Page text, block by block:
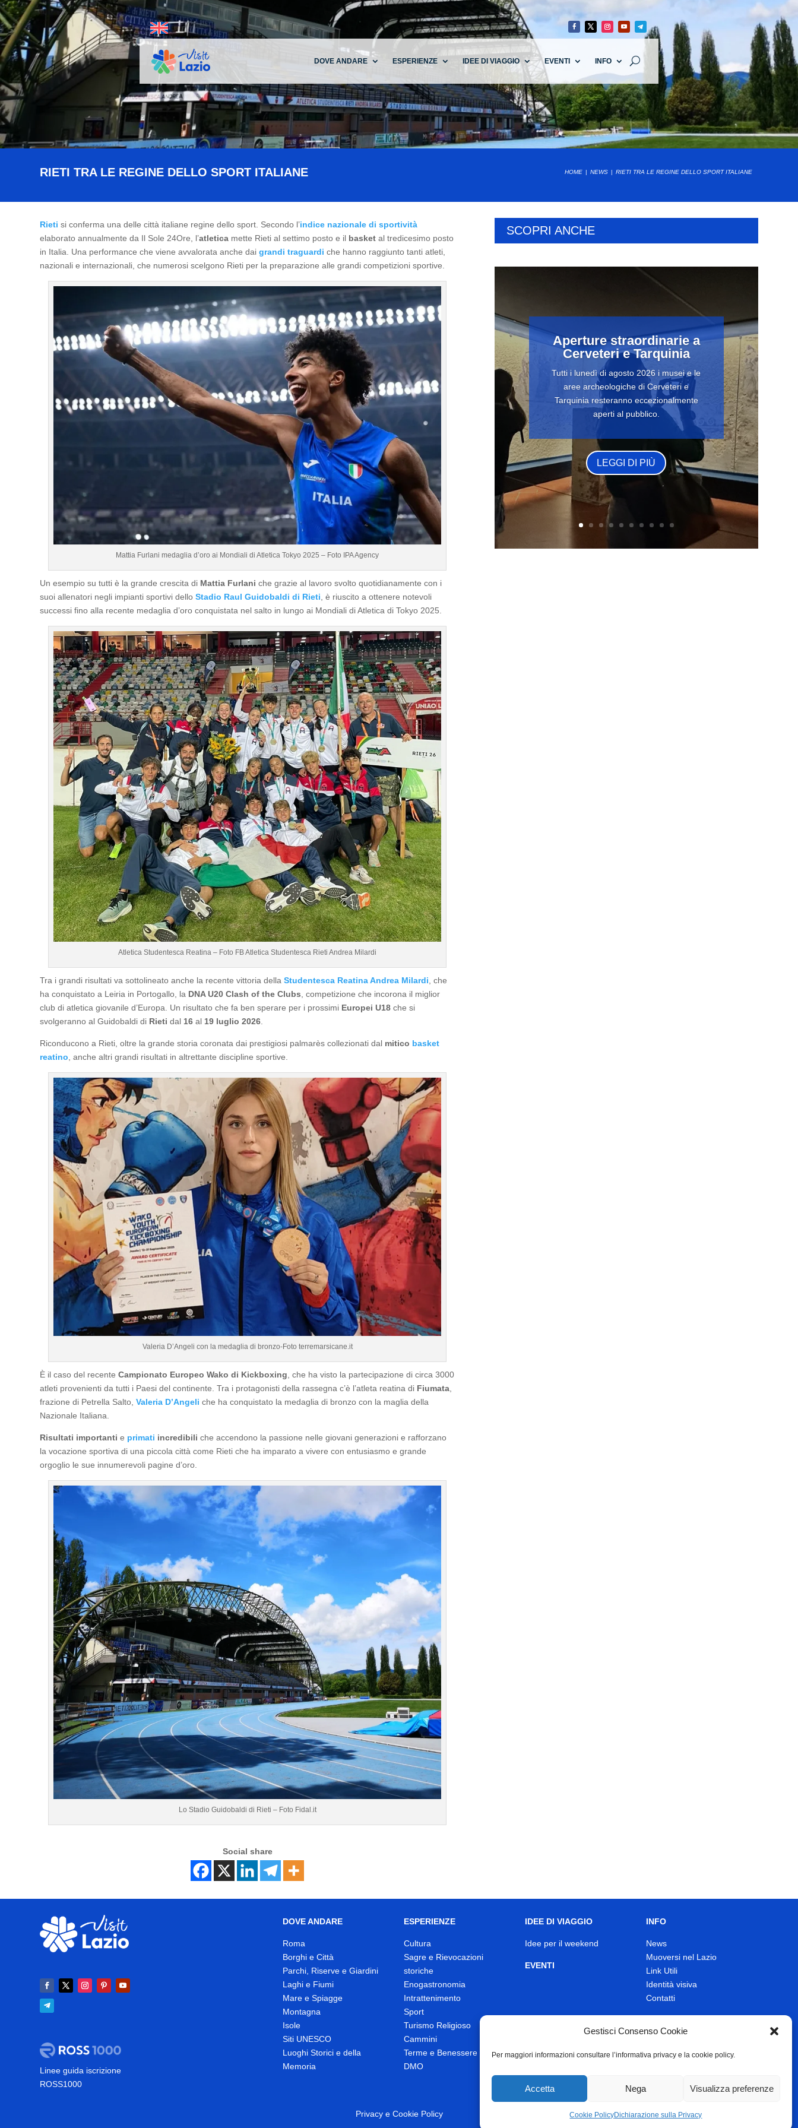
Gestisci Consenso Cookie
Per maggiori informazioni consultare l’informativa privacy e la cookie policy.
Accetta Nega Visualizza preferenze
Cookie PolicyDichiarazione sulla Privacy
DOVE ANDARE ESPERIENZE IDEE DI VIAGGIO EVENTI INFO
RIETI TRA LE REGINE DELLO SPORT ITALIANE HOME NEWS RIETI TRA LE REGINE DELLO SPORT ITALIANE
Rieti si conferma una delle città italiane regine dello sport. Secondo l’indice nazionale di sportività
elaborato annualmente da Il Sole 24Ore, l’atletica mette Rieti al settimo posto e il basket al tredicesimo posto
in Italia. Una performance che viene avvalorata anche daigrandi traguardi che hanno raggiunto tanti atleti,
nazionali e internazionali, che numerosi scelgono Rieti per la preparazione alle grandi competizioni sportive.
Mattia Furlani medaglia d’oro ai Mondiali di Atletica Tokyo 2025 – Foto IPA Agency
Un esempio su tutti è la grande crescita di Mattia Furlani che grazie al lavoro svolto quotidianamente con i
suoi allenatori negli impianti sportivi delloStadio Raul Guidobaldi di Rieti , è riuscito a ottenere notevoli
successi fino alla recente medaglia d’oro conquistata nel salto in lungo ai Mondiali di Atletica di Tokyo 2025.
Atletica Studentesca Reatina – Foto FB Atletica Studentesca Rieti Andrea Milardi
Tra i grandi risultati va sottolineato anche la recente vittoria dellaStudentesca Reatina Andrea Milardi , che
ha conquistato a Leiria in Portogallo, la DNA U20 Clash of the Clubs , competizione che incorona il miglior
club di atletica giovanile d’Europa. Un risultato che fa ben sperare per i prossimi Europei U18 che si
svolgeranno al Guidobaldi di Rieti dal 16 al 19 luglio 2026
Riconducono a Rieti, oltre la grande storia coronata dai prestigiosi palmarès collezionati dal mitico basket
reatino , anche altri grandi risultati in altrettante discipline sportive.
Valeria D’Angeli con la medaglia di bronzo-Foto terremarsicane.it
È il caso del recenteCampionato Europeo Wako di Kickboxing , che ha visto la partecipazione di circa 3000
atleti provenienti da tutti i Paesi del continente. Tra i protagonisti della rassegna c’è l’atleta reatina di Fiumata
frazione di Petrella Salto,Valeria D’Angeli che ha conquistato la medaglia di bronzo con la maglia della
Nazionale Italiana.
Risultati importanti e primati incredibili che accendono la passione nelle giovani generazioni e rafforzano
la vocazione sportiva di una piccola città come Rieti che ha imparato a vivere con entusiasmo e grande
orgoglio le sue innumerevoli pagine d’oro.
Lo Stadio Guidobaldi di Rieti – Foto Fidal.it
Social share
SCOPRI ANCHE
Aperture straordinarie a
Cerveteri e Tarquinia
Tutti i lunedì di agosto 2026 i musei e le
aree archeologiche di Cerveteri e
Tarquinia resteranno eccezionalmente
aperti al pubblico.
LEGGI DI PIÙ
Linee guida iscrizione
ROSS1000
DOVE ANDARE
Roma
Borghi e Città
Parchi, Riserve e Giardini
Laghi e Fiumi
Mare e Spiagge
Montagna
Isole
Siti UNESCO
Luoghi Storici e della
Memoria
ESPERIENZE
Cultura
Sagre e Rievocazioni
storiche
Enogastronomia
Intrattenimento
Sport
Turismo Religioso
Cammini
Terme e Benessere
DMO
IDEE DI VIAGGIO
Idee per il weekend
EVENTI
INFO
News
Muoversi nel Lazio
Link Utili
Identità visiva
Contatti
Privacye Cookie Policy